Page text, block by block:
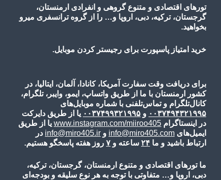
تورهای اقتصادی و متنوع گروهی و انفرادی ارمنستان،
گرجستان، ترکیه، دبی، اروپا و… را از گروه ترانسفری میرو
بخواهید.
خرید امتیاز پاسپورت برای رجیستر کردن موبایل.
برای دریافت وقت سفارت آمریکا، کانادا، آلمان، ایتالیا، در
کشور ارمنستان با ما از طریق واتساپ، ایمو، وایبر، تلگرام،
کانال‌تلگرام و تماس‌تلفنی با شماره موبایل‌های
۰۰۳۷۴۹۴۳۲۱۹۹۵ و ۰۰۳۷۴۹۹۳۲۱۹۹۵ یا از طریق دایرکت
در اینستاگرام www.instagram.com/miiroo405 یا از طریق
ایمیل‌های info@miro405.com و info@miro405.ir در
ارتباط باشید و ما ۲۴ ساعته و ۷ روز هفته پاسخگو هستیم.
ما تورهای اقتصادی و متنوع ارمنستان، گرجستان، ترکیه،
دبی، اروپا و… متفاوتی با توجه به هر نوع سلیقه و بودجه‌ای